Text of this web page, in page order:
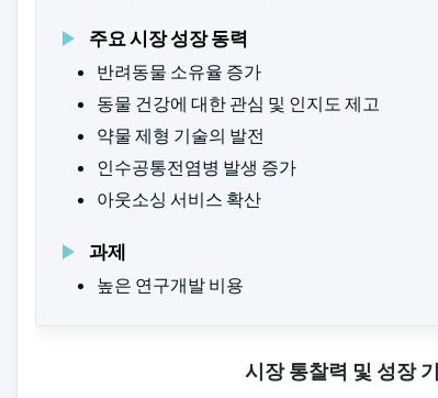
주요 시장 성장 동력
반려동물 소유율 증가
동물 건강에 대한 관심 및 인지도 제고
약물 제형 기술의 발전
인수공통전염병 발생 증가
아웃소싱 서비스 확산
과제
높은 연구개발 비용
시장 통찰력 및 성장